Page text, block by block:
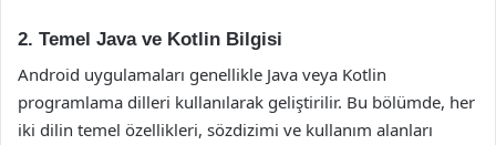
2. Temel Java ve Kotlin Bilgisi
Android uygulamaları genellikle Java veya Kotlin
programlama dilleri kullanılarak geliştirilir. Bu bölümde, her
iki dilin temel özellikleri, sözdizimi ve kullanım alanları